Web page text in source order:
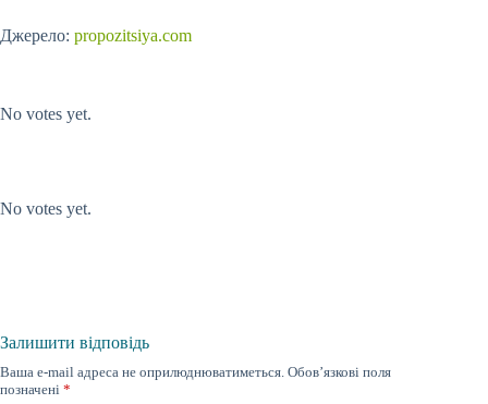
Джерело: propozitsiya.com
No votes yet.
No votes yet.
Залишити відповідь
Ваша e-mail адреса не оприлюднюватиметься. Обов’язкові поля
позначені *